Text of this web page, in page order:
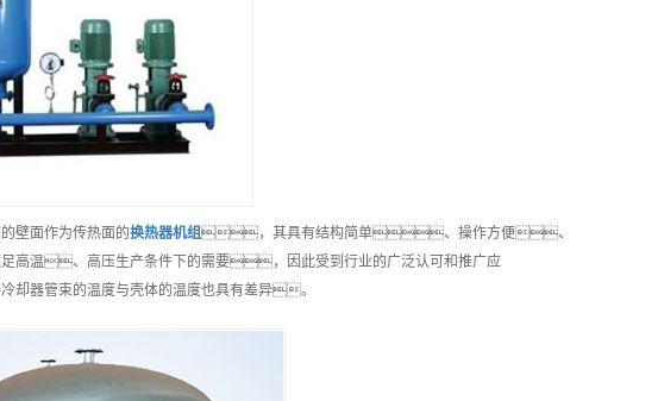
面作为传热面的换热器机组，其具有结构简单、操作方便、
温、高压生产条件下的需要，因此受到行业的广泛认可和推广应
器管束的温度与壳体的温度也具有差异。